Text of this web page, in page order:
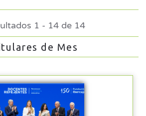
1 - 14 de 14
de Mes